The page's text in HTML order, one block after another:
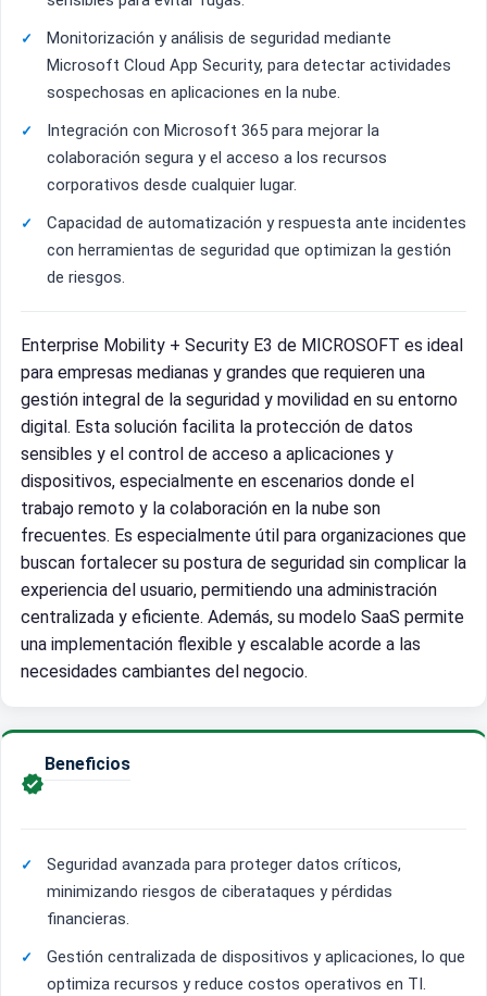
Monitorización y análisis de seguridad mediante
Microsoft Cloud App Security, para detectar actividades
sospechosas en aplicaciones en la nube.
Integración con Microsoft 365 para mejorar la
colaboración segura y el acceso a los recursos
corporativos desde cualquier lugar.
Capacidad de automatización y respuesta ante incidentes
con herramientas de seguridad que optimizan la gestión
de riesgos.
Enterprise Mobility + Security E3 de MICROSOFT es ideal
para empresas medianas y grandes que requieren una
gestión integral de la seguridad y movilidad en su entorno
digital. Esta solución facilita la protección de datos
sensibles y el control de acceso a aplicaciones y
dispositivos, especialmente en escenarios donde el
trabajo remoto y la colaboración en la nube son
frecuentes. Es especialmente útil para organizaciones que
buscan fortalecer su postura de seguridad sin complicar la
experiencia del usuario, permitiendo una administración
centralizada y eficiente. Además, su modelo SaaS permite
una implementación flexible y escalable acorde a las
necesidades cambiantes del negocio.

Beneficios
Seguridad avanzada para proteger datos críticos,
minimizando riesgos de ciberataques y pérdidas
financieras.
Gestión centralizada de dispositivos y aplicaciones, lo que
optimiza recursos y reduce costos operativos en TI.